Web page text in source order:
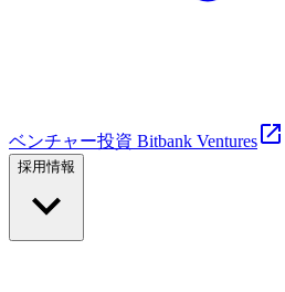
ベンチャー投資 Bitbank Ventures
採用情報